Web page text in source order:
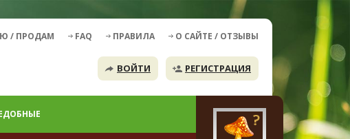
/ ПРОДАМ FAQ ПРАВИЛА О САЙТЕ / ОТЗЫВЫ
ВОЙТИ РЕГИСТРАЦИЯ